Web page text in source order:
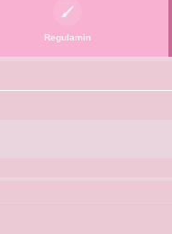
Regulamin